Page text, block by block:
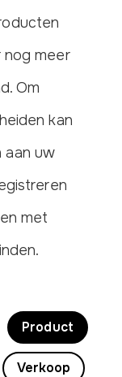
nog meer
Om
kan
aan uw
met
Product
Verkoop